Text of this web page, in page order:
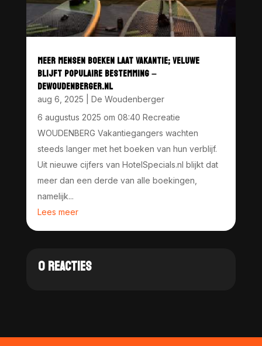
MEER MENSEN BOEKEN LAAT VAKANTIE; VELUWE
BLIJFT POPULAIRE BESTEMMING –
DEWOUDENBERGER.NL
aug 6, 2025
De Woudenberger
6 augustus 2025 om 08:40 Recreatie
WOUDENBERG Vakantiegangers wachten
steeds langer met het boeken van hun verblijf.
Uit nieuwe cijfers van HotelSpecials.nl blijkt dat
meer dan een derde van alle boekingen,
namelijk...
Lees meer
0 REACTIES